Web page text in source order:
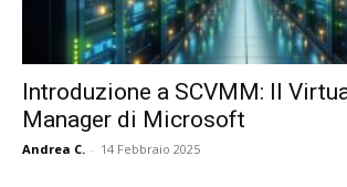
Introduzione a SCVMM: Il
Manager di Microsoft
Andrea C. - 14 Febbraio 2025